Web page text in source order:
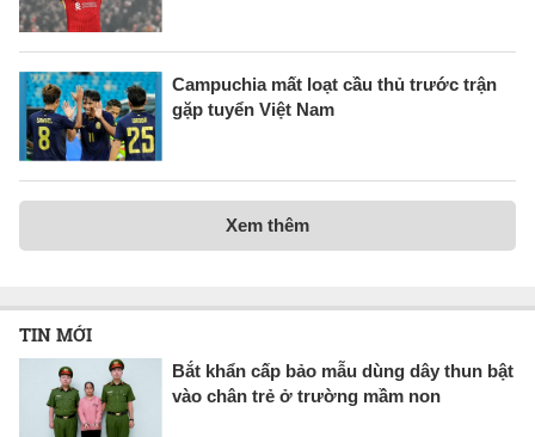
Campuchia mất loạt cầu thủ trước trận
gặp tuyển Việt Nam
Xem thêm
TIN MỚI
Bắt khẩn cấp bảo mẫu dùng dây thun bật
vào chân trẻ ở trường mầm non